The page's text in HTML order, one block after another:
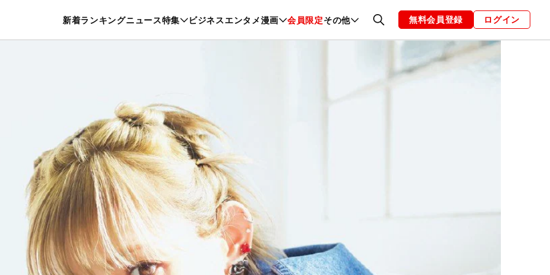
新着ランキングニュース特集 ビジネスエンタメ漫画 会員限定その他
暮らし スポーツ ヘルスケア 美容 グルメ ファッション 恋愛・結婚 編集部 お知らせ
無料会員登録 ログイン